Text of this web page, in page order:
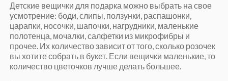
Детские вещички для подарка можно выбрать на свое
усмотрение: боди, слипы, ползунки, распашонки,
царапки, носочки, шапочки, нагрудники, маленькие
полотенца, мочалки, салфетки из микрофибры и
прочее. Их количество зависит от того, сколько розочек
вы хотите собрать в букет. Если вещички маленькие, то
количество цветочков лучше делать большее.